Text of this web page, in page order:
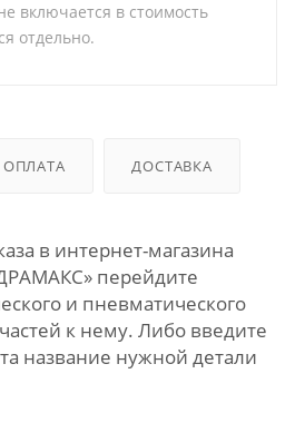
включается в стоимость
отдельно.
ОПЛАТА ДОСТАВКА
в интернет-магазина
перейдите
и пневматического
к нему. Либо введите
название нужной детали